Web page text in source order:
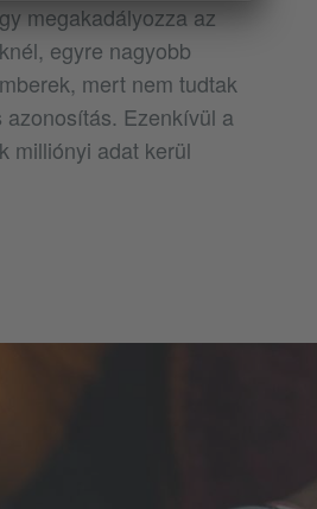
megakadályozza az
egyre nagyobb
mert nem tudtak
Ezenkívül a
milliónyi adat kerül